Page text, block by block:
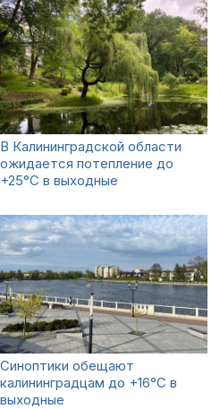
В Калининградской области
ожидается потепление до
+25°С в выходные
Синоптики обещают
калининградцам до +16°С в
выходные